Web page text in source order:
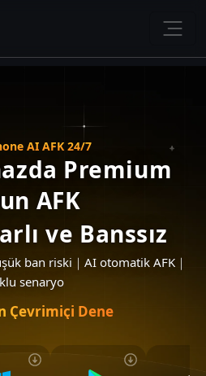
AI AFK 24/7
Premium
AFK
ve Banssız
ban riski ｜ AI otomatik AFK｜
senaryo
Çevrimiçi Dene